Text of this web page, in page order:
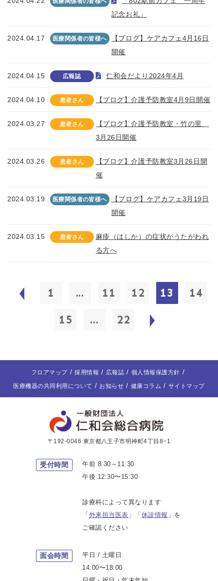
記念お礼」
2024.04.17 医療関係者の皆様へ
【ブログ】ケアカフェ4月16日
開催
2024.04.15 広報誌 仁和会だより2024年4月
2024.04.10 患者さん 【ブログ】介護予防教室4月9日開催
2024.03.27 患者さん
【ブログ】介護予防教室・竹の里
3月26日開催
2024.03.26 患者さん
【ブログ】介護予防教室3月26日開
催
2024.03.19 医療関係者の皆様へ
【ブログ】ケアカフェ3月19日
開催
2024.03.15 患者さん
麻疹（はしか）の症状がうたがわれ
る方へ
1 ... 11 12 13
14
15
... 22
フロアマップ 採用情報 広報誌
個人情報保護方針
医療機器の共同利用について
お知らせ 健康コラム サイトマップ
〒192-0046 東京都八王子市明神町4丁目8−1
受付時間
午前 8:30～11:30
午後 12:30〜15:30
診療科によって異なります
「 外来担当医表 」「 休診情報 」を
ご確認ください
面会時間
平日 / 土曜日
14:00〜18:00